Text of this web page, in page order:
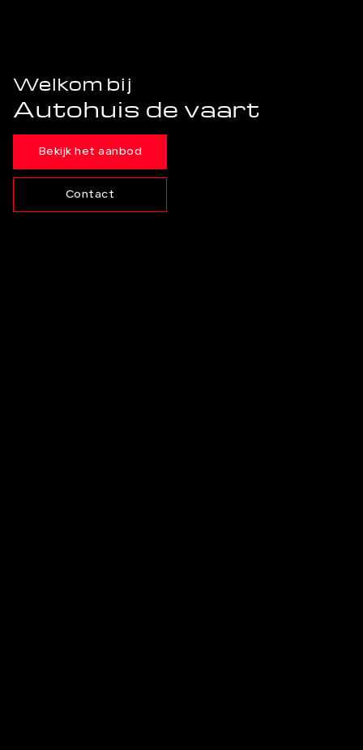
Welkom bij
Autohuis de vaart
Bekijk het aanbod
Contact